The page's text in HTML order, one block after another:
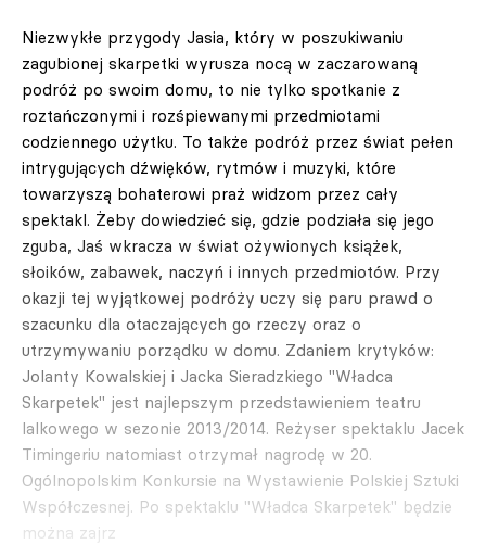
Niezwykłe przygody Jasia, który w poszukiwaniu
zagubionej skarpetki wyrusza nocą w zaczarowaną
podróż po swoim domu, to nie tylko spotkanie z
roztańczonymi i rozśpiewanymi przedmiotami
codziennego użytku. To także podróż przez świat pełen
intrygujących dźwięków, rytmów i muzyki, które
towarzyszą bohaterowi praż widzom przez cały
spektakl. Żeby dowiedzieć się, gdzie podziała się jego
zguba, Jaś wkracza w świat ożywionych książek,
słoików, zabawek, naczyń i innych przedmiotów. Przy
okazji tej wyjątkowej podróży uczy się paru prawd o
szacunku dla otaczających go rzeczy oraz o
utrzymywaniu porządku w domu. Zdaniem krytyków:
Jolanty Kowalskiej i Jacka Sieradzkiego "Władca
Skarpetek" jest najlepszym przedstawieniem teatru
lalkowego w sezonie 2013/2014. Reżyser spektaklu Jacek
Timingeriu natomiast otrzymał nagrodę w 20.
Ogólnopolskim Konkursie na Wystawienie Polskiej Sztuki
Współczesnej. Po spektaklu "Władca Skarpetek" będzie
można zajrz